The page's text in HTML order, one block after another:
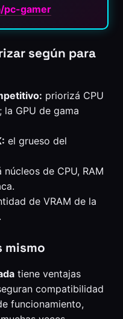
pc-gamer
según para
priorizá CPU
GPU de gama
el grueso del
núcleos de CPU, RAM
de VRAM de la
mismo
tiene ventajas
compatibilidad
funcionamiento,